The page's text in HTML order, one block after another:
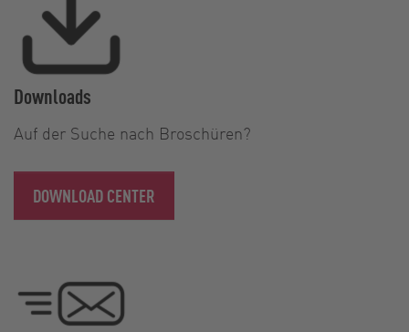
Downloads
Auf der Suche nach Broschüren?
DOWNLOAD CENTER